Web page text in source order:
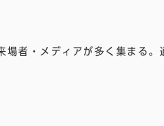
者・メディアが多く集まる。